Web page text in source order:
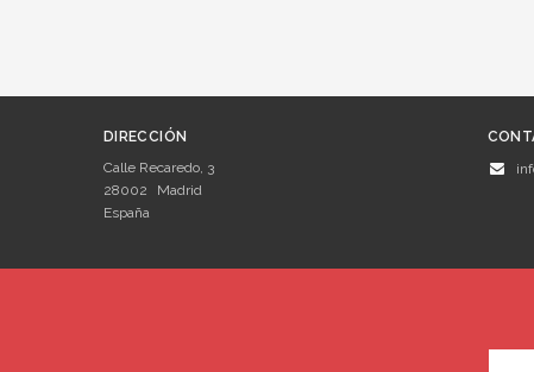
DIRECCIÓN
Calle Recaredo, 3
28002
Madrid
España